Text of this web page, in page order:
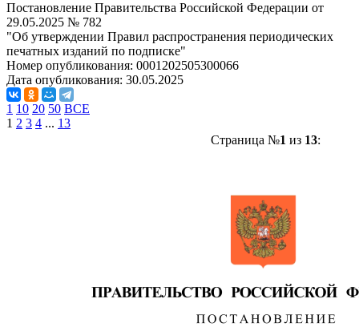
Постановление Правительства Российской Федерации от
29.05.2025 № 782
"Об утверждении Правил распространения периодических
печатных изданий по подписке"
Номер опубликования: 0001202505300066
Дата опубликования: 30.05.2025
1 10 20 50 ВСЕ
1 2 3 4 ... 13
Страница №1 из 13: